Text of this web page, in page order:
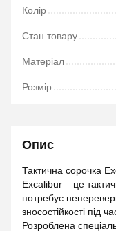
Колір
Стан товару
Матеріал
Розмір
Опис
Тактична сорочка
Excalibur – це
потребує
зносостійкості під
Розроблена